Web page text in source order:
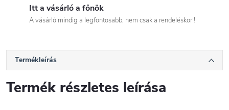
Itt a vásárló a főnök
A vásárló mindig a legfontosabb, nem csak a rendeléskor !
Termékleírás
Termék részletes leírása